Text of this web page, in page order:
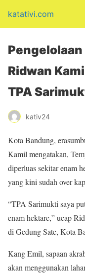
katativi.com
Ridwan
TPA
kativ24
Kota Bandung,
Kamil mengatakan,
diperluas sekitar enam
yang kini sudah over
“TPA Sarimukti saya
enam hektare,” ucap
di Gedung Sate, Kota
Kang Emil, sapaan
akan menggunakan